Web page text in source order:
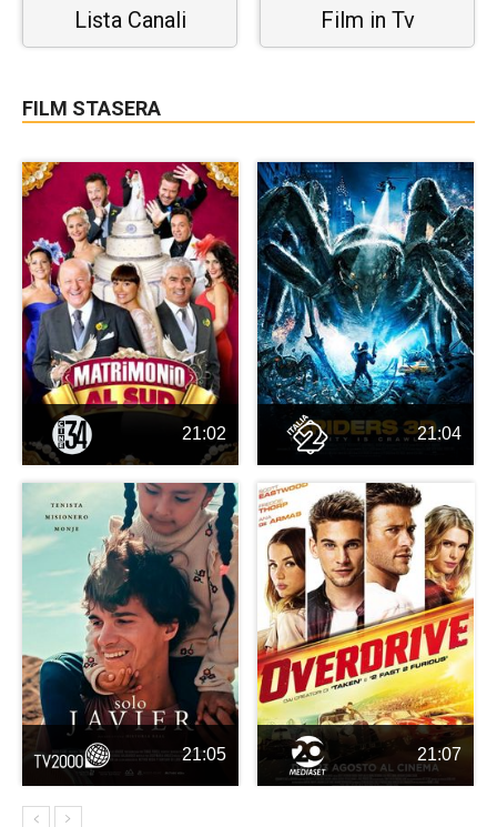
Lista Canali Film in Tv
FILM STASERA
21:02 21:04
21:05 21:07